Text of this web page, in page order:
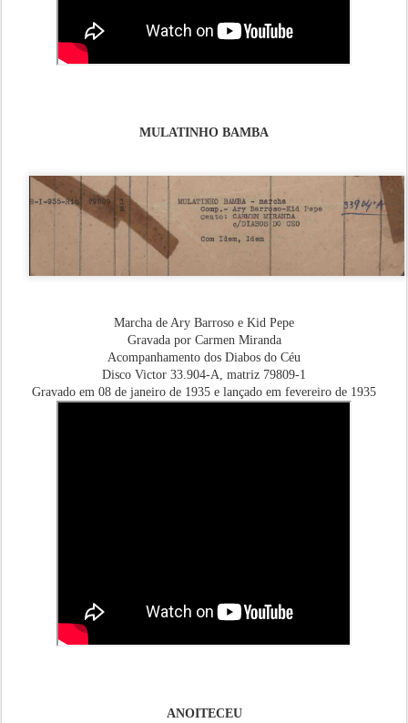
MULATINHO BAMBA
Marcha de Ary Barroso e Kid Pepe
Gravada por Carmen Miranda
Acompanhamento dos Diabos do Céu
Disco Victor 33.904-A, matriz 79809-1
Gravado em 08 de janeiro de 1935 e lançado em fevereiro de 1935
ANOITECEU